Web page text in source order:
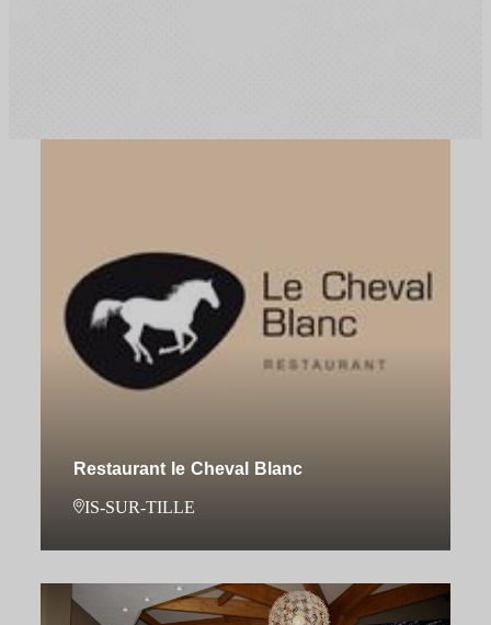
Restaurant le Cheval Blanc
IS-SUR-TILLE